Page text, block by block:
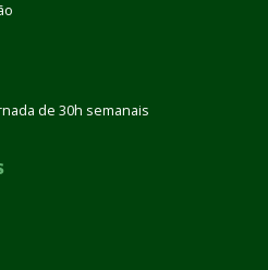
de 30h semanais